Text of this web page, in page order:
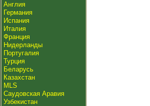
Англия
Германия
Испания
Италия
Франция
Нидерланды
Португалия
Турция
Беларусь
Казахстан
MLS
Саудовская Аравия
Узбекистан